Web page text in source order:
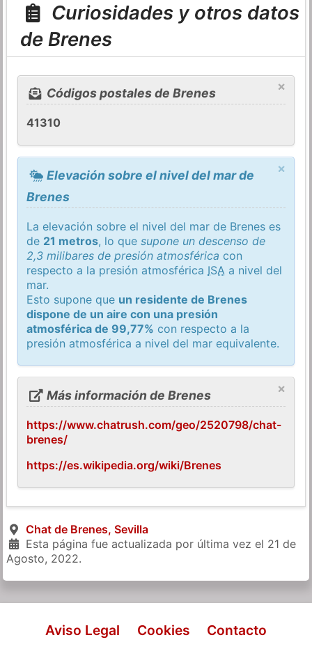
Curiosidades y otros datos
de Brenes
×
Códigos postales de Brenes
41310
×
Elevación sobre el nivel del mar de
Brenes
La elevación sobre el nivel del mar de Brenes es
de 21 metros, lo quesupone un descenso de
2,3 milibares de presión atmosférica con
respecto a la presión atmosférica ISA a nivel del
mar.
Esto supone que un residente de Brenes
dispone de un aire con una presión
atmosférica de 99,77% con respecto a la
presión atmosférica a nivel del mar equivalente.
×
Más información de Brenes
https://www.chatrush.com/geo/2520798/chat-
brenes/
https://es.wikipedia.org/wiki/Brenes
Chat de Brenes, Sevilla
Esta página fue actualizada por última vez el 21 de
Agosto, 2022.
Aviso Legal Cookies Contacto